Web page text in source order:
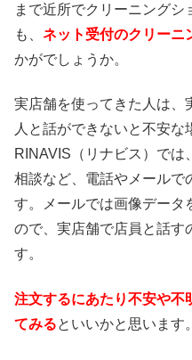
まで近所でクリーニングシ
も、 ネット受付のクリーニ
かがでしょうか。
実店舗を使ってきた人は、
人と話ができないと不安な
RINAVIS（リナビス）で
相談など、電話やメールで
す。メールでは画像データ
ので、実店舗で店員と話す
す。
注文するにあたり不安や不
てみるといいかと思います。